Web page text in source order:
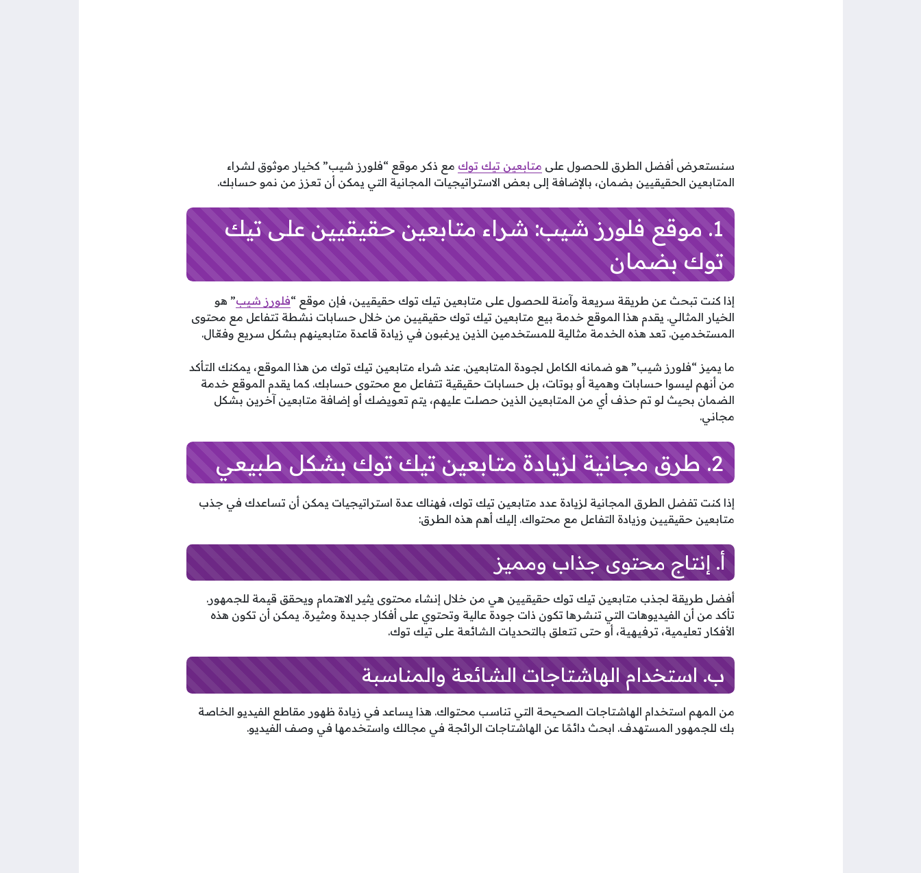
سنستعرض أفضل الطرق للحصول على متابعين تيك توك مع ذكر موقع “فلورز شيب” كخيار موثوق لشراء
المتابعين الحقيقيين بضمان، بالإضافة إلى بعض الاستراتيجيات المجانية التي يمكن أن تعزز من نمو حسابك.
1. موقع فلورز شيب: شراء متابعين حقيقيين على تيك
توك بضمان
إذا كنت تبحث عن طريقة سريعة وآمنة للحصول على متابعين تيك توك حقيقيين، فإن موقع “فلورز شيب” هو
الخيار المثالي. يقدم هذا الموقع خدمة بيع متابعين تيك توك حقيقيين من خلال حسابات نشطة تتفاعل مع محتوى
المستخدمين. تعد هذه الخدمة مثالية للمستخدمين الذين يرغبون في زيادة قاعدة متابعينهم بشكل سريع وفعّال.
ما يميز “فلورز شيب” هو ضمانه الكامل لجودة المتابعين. عند شراء متابعين تيك توك من هذا الموقع، يمكنك التأكد
من أنهم ليسوا حسابات وهمية أو بوتات، بل حسابات حقيقية تتفاعل مع محتوى حسابك. كما يقدم الموقع خدمة
الضمان بحيث لو تم حذف أي من المتابعين الذين حصلت عليهم، يتم تعويضك أو إضافة متابعين آخرين بشكل
مجاني.
2. طرق مجانية لزيادة متابعين تيك توك بشكل طبيعي
إذا كنت تفضل الطرق المجانية لزيادة عدد متابعين تيك توك، فهناك عدة استراتيجيات يمكن أن تساعدك في جذب
متابعين حقيقيين وزيادة التفاعل مع محتواك. إليك أهم هذه الطرق:
أ. إنتاج محتوى جذاب ومميز
أفضل طريقة لجذب متابعين تيك توك حقيقيين هي من خلال إنشاء محتوى يثير الاهتمام ويحقق قيمة للجمهور.
تأكد من أن الفيديوهات التي تنشرها تكون ذات جودة عالية وتحتوي على أفكار جديدة ومثيرة. يمكن أن تكون هذه
الأفكار تعليمية، ترفيهية، أو حتى تتعلق بالتحديات الشائعة على تيك توك.
ب. استخدام الهاشتاجات الشائعة والمناسبة
من المهم استخدام الهاشتاجات الصحيحة التي تناسب محتواك. هذا يساعد في زيادة ظهور مقاطع الفيديو الخاصة
بك للجمهور المستهدف. ابحث دائمًا عن الهاشتاجات الرائجة في مجالك واستخدمها في وصف الفيديو.